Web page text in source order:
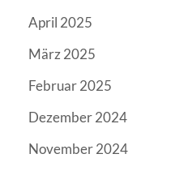
April 2025
März 2025
Februar 2025
Dezember 2024
November 2024